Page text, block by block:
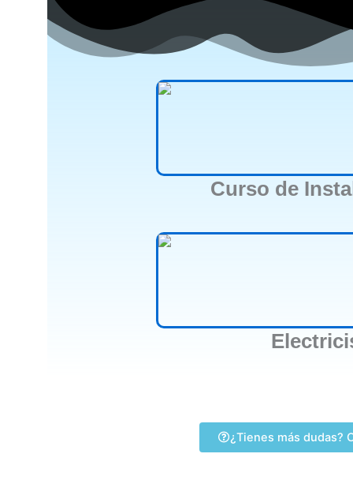
Curso de
¿Tienes más dudas?